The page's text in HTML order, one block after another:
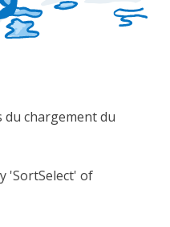
chargement du
'SortSelect' of